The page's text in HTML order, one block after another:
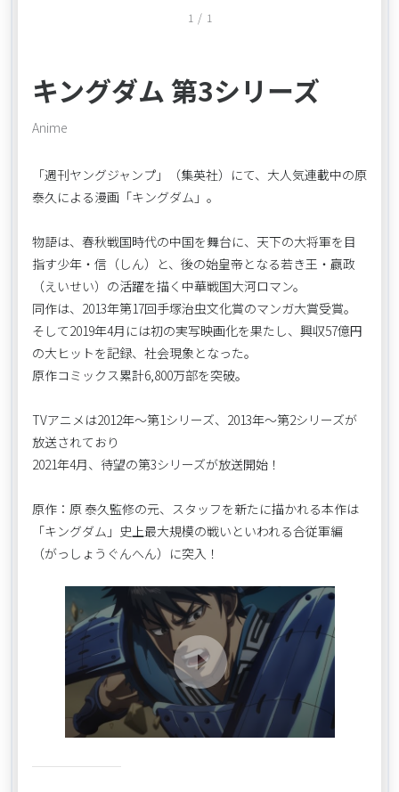
キングダム 第3シリーズ
Anime
「週刊ヤングジャンプ」（集英社）にて、大人気連載中の原
泰久による漫画「キングダム」。
物語は、春秋戦国時代の中国を舞台に、天下の大将軍を目
指す少年・信（しん）と、後の始皇帝となる若き王・嬴政
（えいせい）の活躍を描く中華戦国大河ロマン。
同作は、2013年第17回手塚治虫文化賞のマンガ大賞受賞。
そして2019年4月には初の実写映画化を果たし、興収57億円
の大ヒットを記録、社会現象となった。
原作コミックス累計6,800万部を突破。
TVアニメは2012年～第1シリーズ、2013年～第2シリーズが
放送されており
2021年4月、待望の第3シリーズが放送開始！
原作：原 泰久監修の元、スタッフを新たに描かれる本作は
「キングダム」史上最大規模の戦いといわれる合従軍編
（がっしょうぐんへん）に突入！
1 / 1